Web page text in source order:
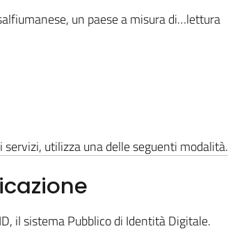
un paese a misura di…lettura
servizi, utilizza una delle seguenti modalità.
il sistema Pubblico di Identità Digitale.